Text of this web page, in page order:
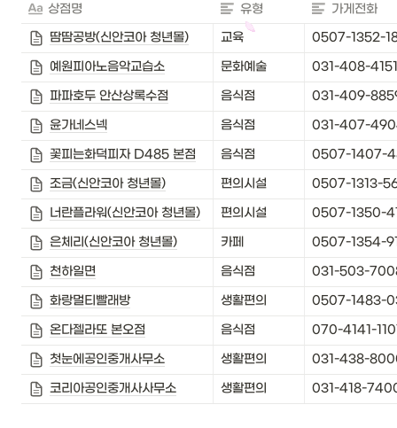
상점명 유형
가게전화
땀땀공방(신안코아 청년몰)
교육
0507-1352-
예원피아노음악교습소
문화예술
031-408-4151
파파호두 안산상록수점
음식점
031-409-
윤가네스넥
음식점
031-407-
꽃피는화덕피자 D485 본점
음식점
0507-1407-
조금(신안코아 청년몰)
편의시설
0507-1313-
너란플라워(신안코아 청년몰)
편의시설
0507-1350-
은체리(신안코아 청년몰)
카페
0507-1354-
천하일면
음식점
031-503-
화랑멀티빨래방
생활편의
0507-1483-
온다젤라또 본오점
음식점
070-4141-
첫눈에공인중개사무소
생활편의
031-438-
코리아공인중개사사무소
생활편의 031-418-